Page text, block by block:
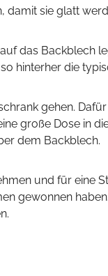
damit sie glatt
hinterher die
große Dose in
dem Backblech.
gewonnen